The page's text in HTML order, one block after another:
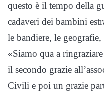
questo è il tempo della
cadaveri dei bambini
le bandiere, le
«Siamo qua a
il secondo grazie
Civili e poi un grazie